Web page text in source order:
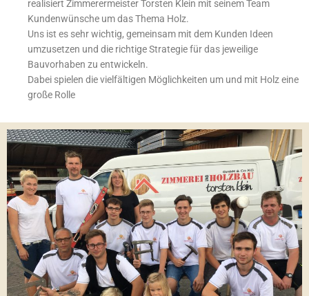
realisiert Zimmerermeister Torsten Klein mit seinem Team
Kundenwünsche um das Thema Holz.
Uns ist es sehr wichtig, gemeinsam mit dem Kunden Ideen
umzusetzen und die richtige Strategie für das jeweilige
Bauvorhaben zu entwickeln.
Dabei spielen die vielfältigen Möglichkeiten um und mit Holz eine
große Rolle